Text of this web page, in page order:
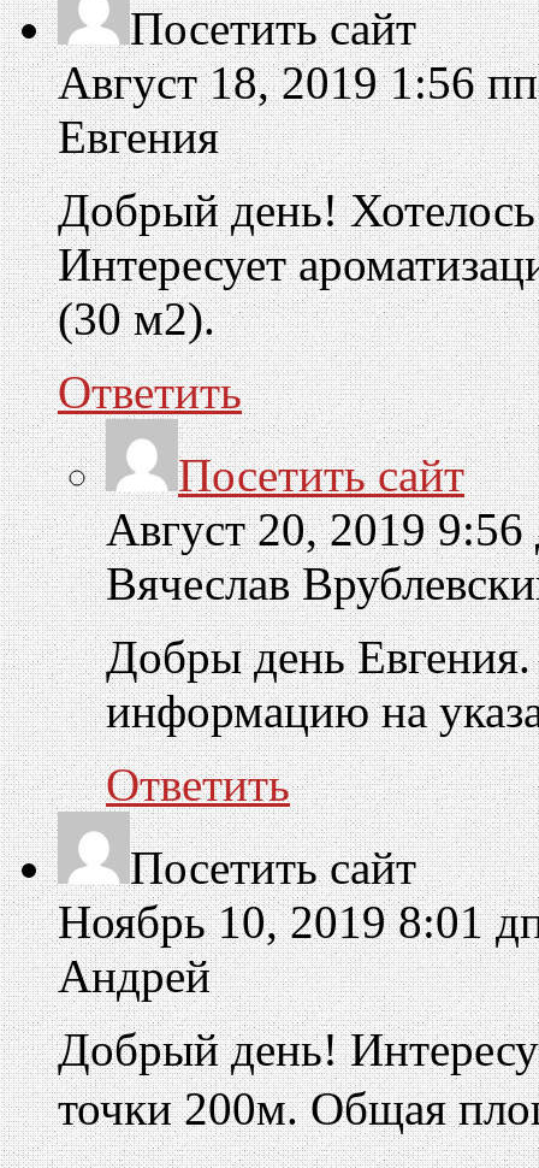
Посетить сайт
Август 18, 2019 1:56 пп
Евгения
Добрый день!
Интересует
(30 м2).
Ответить
Посетить сайт
Август 20, 2019 9:56
Вячеслав
Добры день
информацию на
Ответить
Посетить сайт
Ноябрь 10, 2019 8:01
Андрей
Добрый день!
точки 200м. Общая